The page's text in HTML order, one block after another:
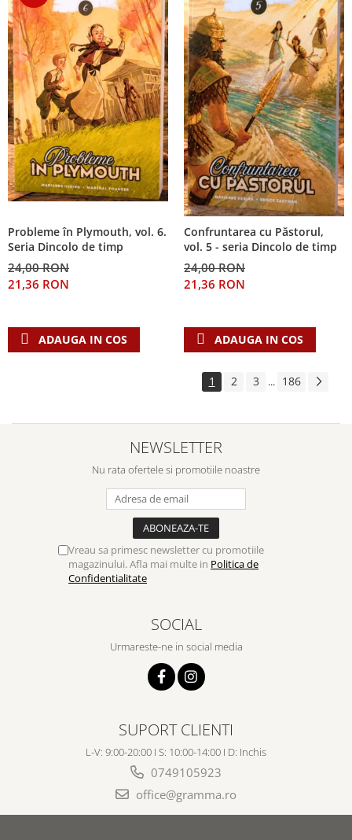
Probleme în Plymouth, vol. 6.
Seria Dincolo de timp
24,00 RON
21,36 RON
ADAUGA IN COS
Confruntarea cu Păstorul,
vol. 5 - seria Dincolo de timp
24,00 RON
21,36 RON
ADAUGA IN COS
1 2 3 ... 186
NEWSLETTER
Nu rata ofertele si promotiile noastre
Vreau sa primesc newsletter cu promotiile
magazinului. Afla mai multe in Politica de
Confidentialitate
SOCIAL
Urmareste-ne in social media
SUPORT CLIENTI
L-V: 9:00-20:00 I S: 10:00-14:00 I D: Inchis
0749105923
office@gramma.ro